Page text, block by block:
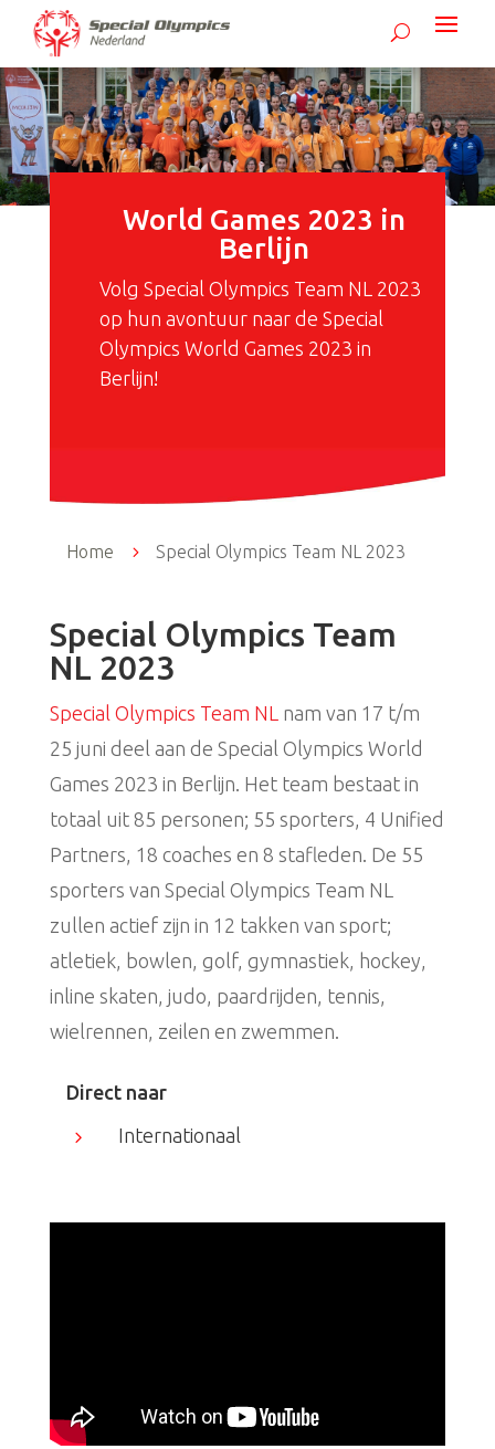
World Games 2023 in
Berlijn
Volg Special Olympics Team NL 2023
op hun avontuur naar de Special
Olympics World Games 2023 in
Berlijn!
Home 5 Special Olympics Team NL 2023
Special Olympics Team
NL 2023
Special Olympics Team NL nam van 17 t/m
25 juni deel aan de Special Olympics World
Games 2023 in Berlijn. Het team bestaat in
totaal uit 85 personen; 55 sporters, 4 Unified
Partners, 18 coaches en 8 stafleden. De 55
sporters van Special Olympics Team NL
zullen actief zijn in 12 takken van sport;
atletiek, bowlen, golf, gymnastiek, hockey,
inline skaten, judo, paardrijden, tennis,
wielrennen, zeilen en zwemmen.
Direct naar
5
Internationaal